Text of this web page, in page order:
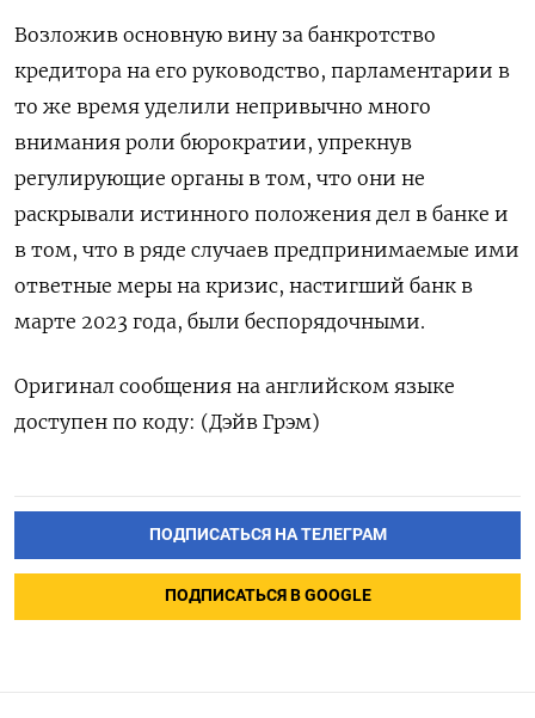
Возложив основную вину за банкротство
кредитора на его руководство, парламентарии в
то же время уделили непривычно много
внимания роли бюрократии, упрекнув
регулирующие органы в том, что они не
раскрывали истинного положения дел в банке и
в том, что в ряде случаев предпринимаемые ими
ответные меры на кризис, настигший банк в
марте 2023 года, были беспорядочными.
Оригинал сообщения на английском языке
доступен по коду: (Дэйв Грэм)
ПОДПИСАТЬСЯ НА ТЕЛЕГРАМ
ПОДПИСАТЬСЯ В GOOGLE